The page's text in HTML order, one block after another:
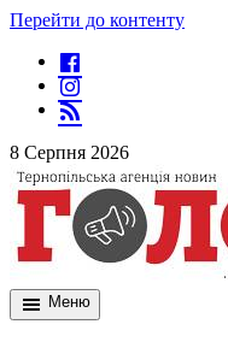
Перейти до контенту
8 Серпня 2026
Меню